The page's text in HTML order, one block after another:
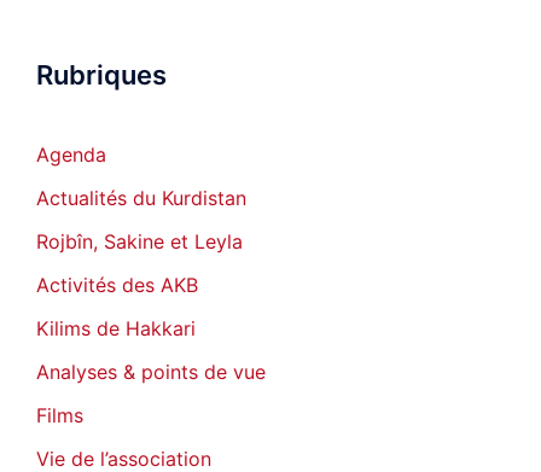
Rubriques
Agenda
Actualités du Kurdistan
Rojbîn, Sakine et Leyla
Activités des AKB
Kilims de Hakkari
Analyses & points de vue
Films
Vie de l’association